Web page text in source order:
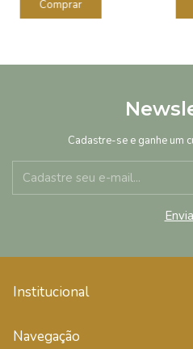
Cadastre-se e ganhe um
Institucional
Navegação